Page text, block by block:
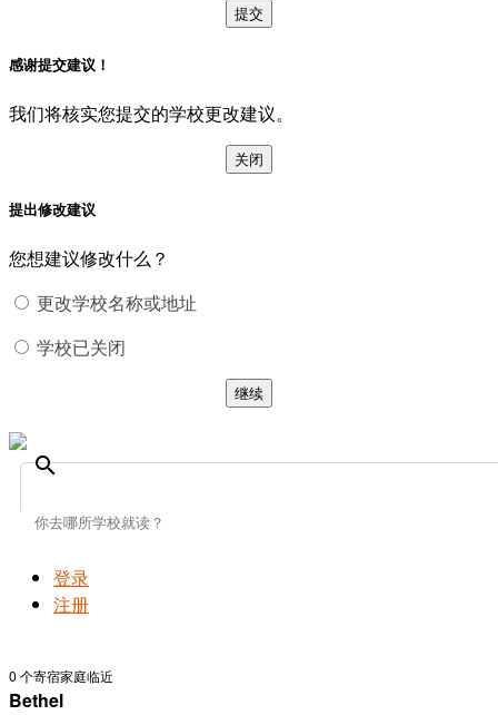
提交
感谢提交建议！
我们将核实您提交的学校更改建议。
关闭
提出修改建议
您想建议修改什么？
更改学校名称或地址
学校已关闭
继续
search
登录
注册
0 个寄宿家庭临近
Bethel